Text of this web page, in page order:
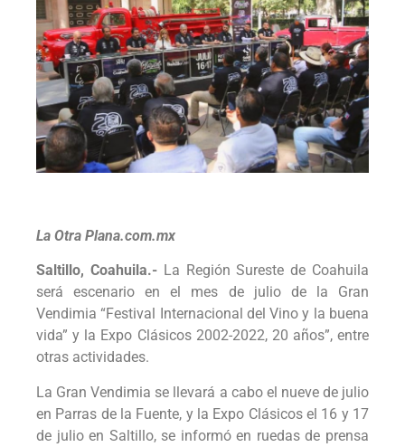
La Otra Plana.com.mx
Saltillo, Coahuila.-La Región Sureste de Coahuila
será escenario en el mes de julio de la Gran
Vendimia “Festival Internacional del Vino y la buena
vida” y la Expo Clásicos 2002-2022, 20 años”, entre
otras actividades.
La Gran Vendimia se llevará a cabo el nueve de julio
en Parras de la Fuente, y la Expo Clásicos el 16 y 17
de julio en Saltillo, se informó en ruedas de prensa